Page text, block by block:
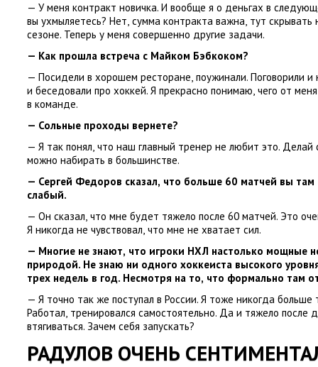
— У меня контракт новичка. И вообще я о деньгах в
вы ухмыляетесь? Нет, сумма контракта важна, тут
сезоне. Теперь у меня совершенно другие задачи.
— Как прошла встреча с Майком Бэбкоком?
— Посидели в хорошем ресторане, поужинали. Поговорили
и беседовали про хоккей. Я прекрасно понимаю, чего от
в команде.
— Сольные проходы вернете?
— Я так понял, что наш главный тренер не любит это. Делай
можно набирать в большинстве.
— Сергей Федоров сказал, что больше 60 матчей вы
слабый.
— Он сказал, что мне будет тяжело после 60 матчей. Это
Я никогда не чувствовал, что мне не хватает сил.
— Многие не знают, что игроки НХЛ настолько мощные
природой. Не знаю ни одного хоккеиста высокого
трех недель в год. Несмотря на то, что формально там
— Я точно так же поступал в России. Я тоже никогда
Работал, тренировался самостоятельно. Да и тяжело после
втягиваться. Зачем себя запускать?
РАДУЛОВ ОЧЕНЬ